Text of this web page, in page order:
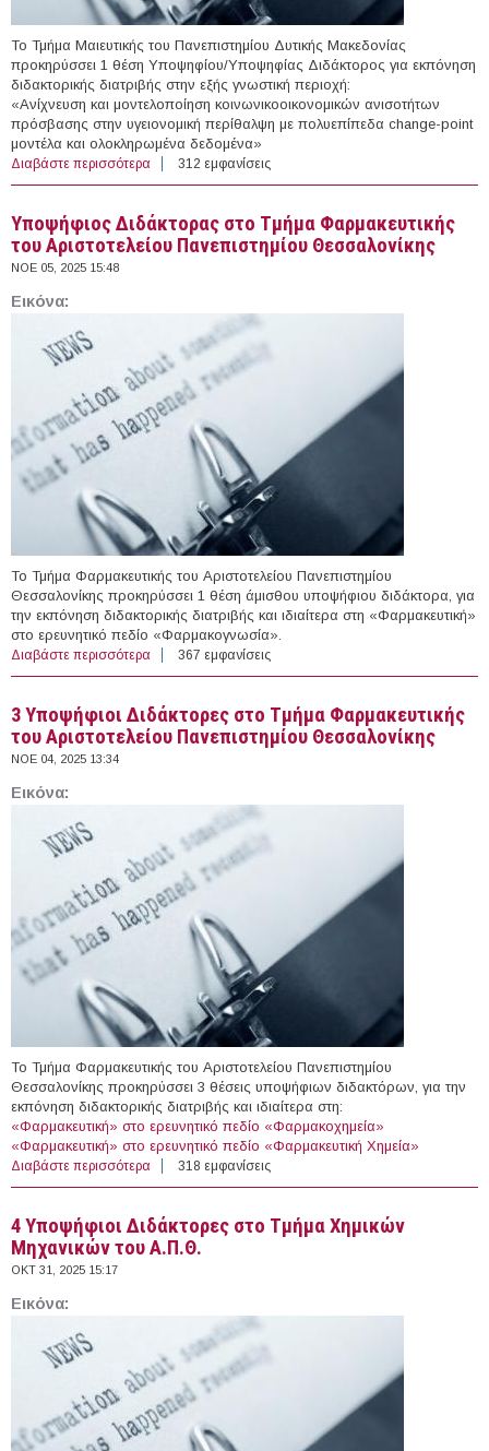
Το Τμήμα Μαιευτικής του Πανεπιστημίου Δυτικής Μακεδονίας
προκηρύσσει 1 θέση Υποψηφίου/Υποψηφίας Διδάκτορος για εκπόνηση
διδακτορικής διατριβής στην εξής γνωστική περιοχή:
«Ανίχνευση και μοντελοποίηση κοινωνικοοικονομικών ανισοτήτων
πρόσβασης στην υγειονομική περίθαλψη με πολυεπίπεδα change-point
μοντέλα και ολοκληρωμένα δεδομένα»
Διαβάστε περισσότερα για Υποψήφιος Διδάκτορας στο Τμήμα Μαιευτικής του
Πανεπιστημίου Δυτικής Μακεδονίας
312 εμφανίσεις
Υποψήφιος Διδάκτορας στο Τμήμα Φαρμακευτικής
του Αριστοτελείου Πανεπιστημίου Θεσσαλονίκης
ΝΟΕ 05, 2025 15:48
Εικόνα:
Το Τμήμα Φαρμακευτικής του Αριστοτελείου Πανεπιστημίου
Θεσσαλονίκης προκηρύσσει 1 θέση άμισθου υποψήφιου διδάκτορα, για
την εκπόνηση διδακτορικής διατριβής και ιδιαίτερα στη «Φαρμακευτική»
στο ερευνητικό πεδίο «Φαρμακογνωσία».
Διαβάστε περισσότερα για Υποψήφιος Διδάκτορας στο Τμήμα Φαρμακευτικής
του Αριστοτελείου Πανεπιστημίου Θεσσαλονίκης
367 εμφανίσεις
3 Υποψήφιοι Διδάκτορες στο Τμήμα Φαρμακευτικής
του Αριστοτελείου Πανεπιστημίου Θεσσαλονίκης
ΝΟΕ 04, 2025 13:34
Εικόνα:
Το Τμήμα Φαρμακευτικής του Αριστοτελείου Πανεπιστημίου
Θεσσαλονίκης προκηρύσσει 3 θέσεις υποψήφιων διδακτόρων, για την
εκπόνηση διδακτορικής διατριβής και ιδιαίτερα στη:
«Φαρμακευτική» στο ερευνητικό πεδίο «Φαρμακοχημεία»
«Φαρμακευτική» στο ερευνητικό πεδίο «Φαρμακευτική Χημεία»
Διαβάστε περισσότερα για 3 Υποψήφιοι Διδάκτορες στο Τμήμα Φαρμακευτικής
του Αριστοτελείου Πανεπιστημίου Θεσσαλονίκης
318 εμφανίσεις
4 Υποψήφιοι Διδάκτορες στο Τμήμα Χημικών
Μηχανικών του Α.Π.Θ.
ΟΚΤ 31, 2025 15:17
Εικόνα: